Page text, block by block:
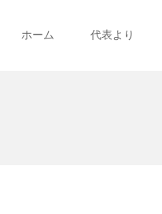
ホーム 代表より